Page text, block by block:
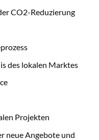
CO2-Reduzierung
des lokalen Marktes
Projekten
neue Angebote und